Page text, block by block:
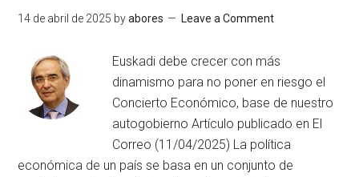
14 de abril de 2025 byabores Leave a Comment
Euskadi debe crecer con más
dinamismo para no poner en riesgo el
Concierto Económico, base de nuestro
autogobierno Artículo publicado en El
Correo (11/04/2025) La política
económica de un país se basa en un conjunto de